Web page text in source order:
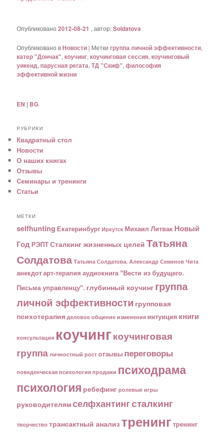
Опубликовано2012-08-21 , автор:Soldatova
Опубликовано вНовости | Метки группа личной эффективности,
катер "Дончак",коучинг,коучинговая сессия,коучинговый
уикенд, парусная регата,ТД "Скиф",философия
эффективной жизни
EN | BG
РУБРИКИ
Квадратный стол
Новости
О наших книгах
Отзывы
Семинары и тренинги
Статьи
МЕТКИ
selfhunting Екатеринбург Иркутск Михаил Литвак Новый
Год РЭПТСталкинг жизненных целей Татьяна
Солдатова Татьяна Солдатова. Александр Семенов Чита
анекдотарт-терапия аудиокнига "Вести из будущего.
Письма управленцу". глубинный коучинг группа
личной эффективности групповая
психотерапия деловое общение изменения интуиция книги
консультация коучингкоучинговая
группа личностный рост отзывы переговоры
поведенческая психология продажи психодрама
психология ребефинг ролевые игры
руководителямселфхантингсталкинг
творчество трансактный анализтренинг тренинг